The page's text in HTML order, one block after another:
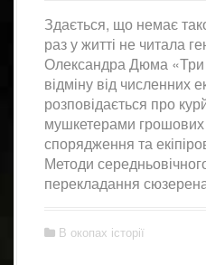
Здається, що немає
раз у житті не читала
Олександра Дюма
відміну від численних
розповідається про
мушкетерами
спорядження та
Методи
перекладання
В окопах історії